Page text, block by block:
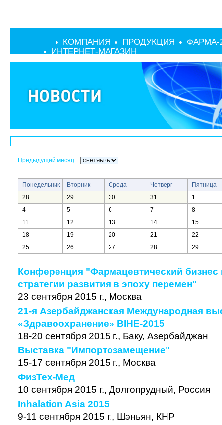
КОМПАНИЯ ПРОДУКЦИЯ
ФАРМА-
ИНТЕРНЕТ-МАГАЗИН
Предыдущий месяц
Понедельник Вторник Среда Четверг
Пятница
28
29 30 31
1
4
5 6 7
8
11
12 13 14
15
18
19 20 21
22
25
26 27 28 29
Конференция "Фармацевтический бизнес
стратегии развития в эпоху перемен"
23 сентября 2015 г., Москва
21-я Азербайджанская Международная
«Здравоохранение» BIHE-2015
18-20 сентября 2015 г., Баку, Азербайджан
Выставка "Импортозамещение"
15-17 сентября 2015 г., Москва
ФизТех-Мед
10 сентября 2015 г., Долгопрудный, Россия
Inhalation Asia 2015
9-11 сентября 2015 г., Шэньян, КНР